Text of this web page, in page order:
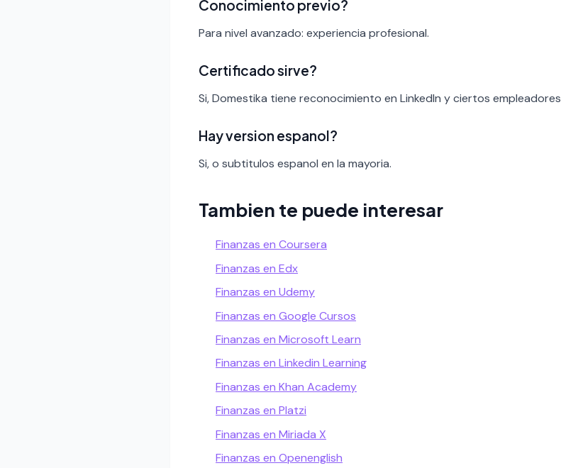
Conocimiento previo?
Para nivel avanzado: experiencia profesional.
Certificado sirve?
Si, Domestika tiene reconocimiento en LinkedIn y ciertos
Hay version espanol?
Si, o subtitulos espanol en la mayoria.
Tambien te puede interesar
Finanzas en Coursera
Finanzas en Edx
Finanzas en Udemy
Finanzas en Google Cursos
Finanzas en Microsoft Learn
Finanzas en Linkedin Learning
Finanzas en Khan Academy
Finanzas en Platzi
Finanzas en Miriada X
Finanzas en Openenglish